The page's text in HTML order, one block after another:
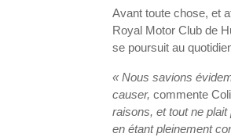
Avant toute chose, et
Royal Motor Club de
se poursuit au
« Nous savions
causer, commente
raisons, et tout ne
en étant pleinement